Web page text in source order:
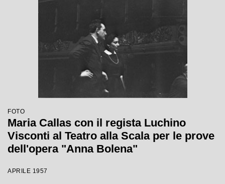
FOTO
Maria Callas con il regista Luchino
Visconti al Teatro alla Scala per le prove
dell'opera "Anna Bolena"
APRILE 1957